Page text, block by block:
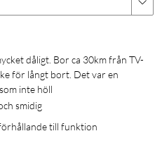
för långt bort. Det var en
inte höll
smidig
till funktion